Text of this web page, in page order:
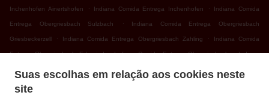
Suas escolhas em relação aos cookies neste
site
Inchenhofen Ainertshofen . Indiana Comida Entrega Inchenhofen . Indiana Comida
Entrega Obergriesbach Sulzbach . Indiana Comida Entrega Obergriesbach
Griesbeckerzell . Indiana Comida Entrega Obergriesbach Zahling . Indiana Comida
Entrega Obergriesbach Edenried . Indiana Comida Entrega Obergriesbach . Indiana
Comida Entrega Altomünster Xyger Indiana Comida Entrega Altomünster Asbach
Indiana Comida Entrega Altomünster Wollomoos